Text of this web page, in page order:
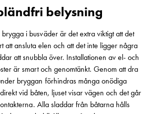
belysning
i busväder är det extra viktigt att det
att ansluta elen och att det inte ligger några
att snubbla över. Installationen av el- och
är smart och genomtänkt. Genom att dra
bryggan förhindras många onödiga
vid båten, ljuset visar vägen och det går
Alla sladdar från båtarna hålls